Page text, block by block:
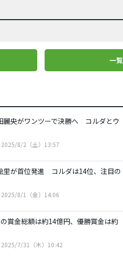
一
麗央がワンツーで決勝へ コルダとウ
2025/8/2（土）13:57
里が首位発進 コルダは14位、注目の
2025/8/1（金）14:06
賞金総額は約14億円、優勝賞金は約
2025/7/31（木）10:42